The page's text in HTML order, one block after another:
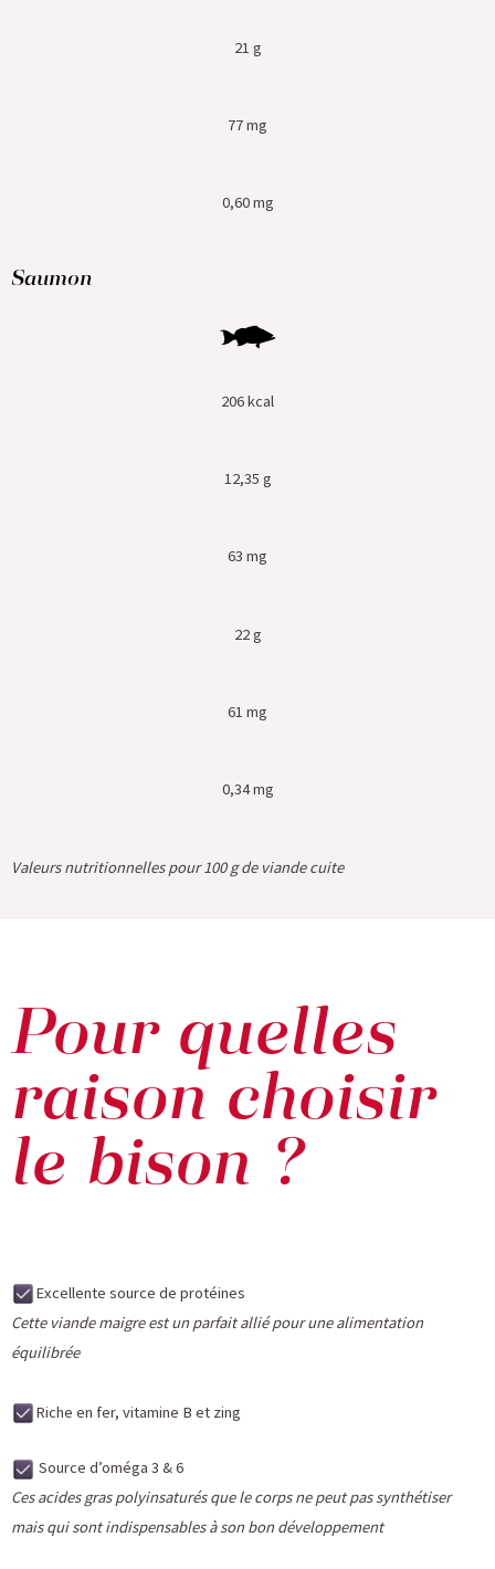
21 g
77 mg
0,60 mg
Saumon
206 kcal
12,35 g
63 mg
22 g
61 mg
0,34 mg
Valeurs nutritionnelles pour 100 g de viande cuite
Pour quelles
raison choisir
le bison ?
Excellente source de protéines
Cette viande maigre est un parfait allié pour une alimentation
équilibrée
Riche en fer, vitamine B et zing
Source d’oméga 3 & 6
Ces acides gras polyinsaturés que le corps ne peut pas synthétiser
mais qui sont indispensables à son bon développement